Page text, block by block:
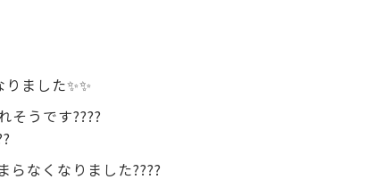
ました✨✨
そうです????️
らなくなりました????